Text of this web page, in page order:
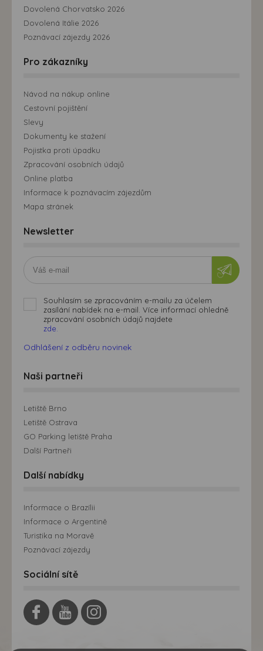
Dovolená Chorvatsko 2026
Dovolená Itálie 2026
Poznávací zájezdy 2026
Pro zákazníky
Návod na nákup online
Cestovní pojištění
Slevy
Dokumenty ke stažení
Pojistka proti úpadku
Zpracování osobních údajů
Online platba
Informace k poznávacím zájezdům
Mapa stránek
Newsletter
Souhlasím se zpracováním e-mailu za účelem
zasílání nabídek na e-mail. Více informací ohledně
zpracování osobních údajů najdete
zde.
Odhlášení z odběru novinek
Naši partneři
Letiště Brno
Letiště Ostrava
GO Parking letiště Praha
Další Partneři
Další nabídky
Informace o Brazílii
Informace o Argentině
Turistika na Moravě
Poznávací zájezdy
Sociální sítě